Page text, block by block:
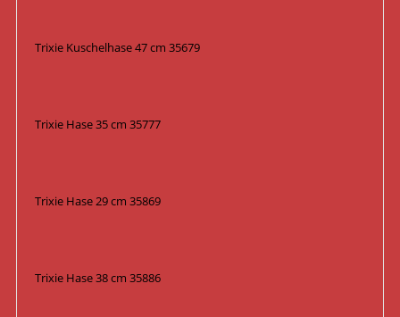
Trixie Kuschelhase 47 cm 35679
Trixie Hase 35 cm 35777
Trixie Hase 29 cm 35869
Trixie Hase 38 cm 35886